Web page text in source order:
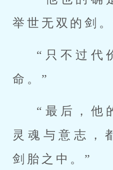
举世无双的剑
“只不过代
命。”
“最后，他
灵魂与意志，
剑胎之中。”